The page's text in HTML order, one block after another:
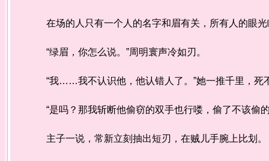
在场的人只有一个人的名字和眉有关，所有人的眼光
“绿眉，你怎么说。”周明寰声冷如刃。
“我……我不认识他，他认错人了。”她一推千里，死
“是吗？那我斩断他偷窃的双手也行喽，偷了不该偷
主子一说，常新立刻抽出短刃，在贼儿手腕上比划。